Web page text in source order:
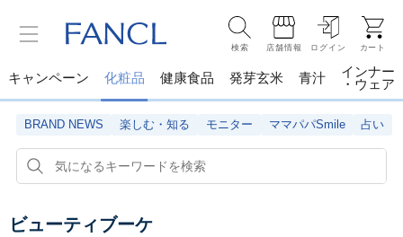
検索 店舗情報 ログイン カート
キャンペーン 化粧品 健康食品 発芽玄米 青汁
インナー
・ウェア
BRAND NEWS 楽しむ・知る モニター ママパパSmile 占い
ビューティブーケ